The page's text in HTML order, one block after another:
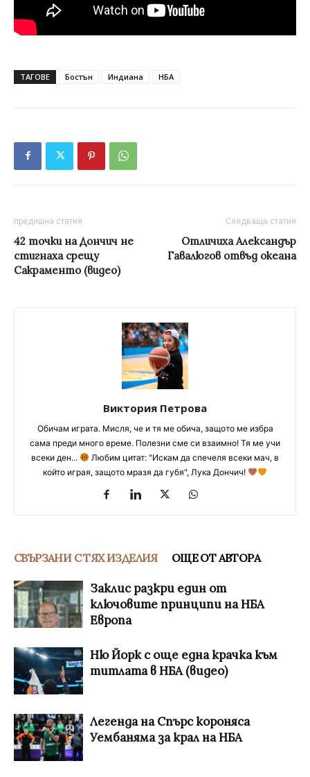
ТАГОВЕ Бостън Индиана НБА
предишна статия
42 точки на Дончич не
стигнаха срещу
Сакраменто (видео)
Следваща статия
Отличиха Александър
Гавалюгов отвъд океана
Виктория Петрова
Обичам играта. Мисля, че и тя ме обича, защото ме избра
сама преди много време. Полезни сме си взаимно! Тя ме учи
всеки ден...
Любим цитат: "Искам да спечеля всеки мач, в
който играя, защото мразя да губя", Лука Дончич!
СВЪРЗАНИ С ТЯХ ИЗДЕЛИЯ ОЩЕ ОТ АВТОРА
Заклис разкри един от
ключовите принципи на НБА
Европа
Ню Йорк с още една крачка към
титлата в НБА (видео)
Легенда на Спърс короняса
Уембаняма за крал на НБА